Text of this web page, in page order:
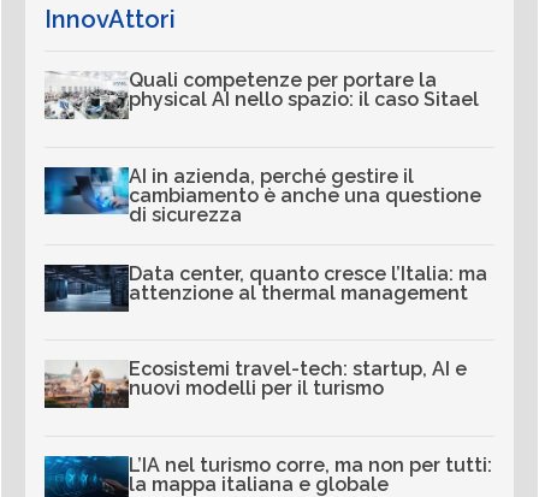
InnovAttori
Quali competenze per portare la
physical AI nello spazio: il caso Sitael
AI in azienda, perché gestire il
cambiamento è anche una questione
di sicurezza
Data center, quanto cresce l’Italia: ma
attenzione al thermal management
Ecosistemi travel-tech: startup, AI e
nuovi modelli per il turismo
L’IA nel turismo corre, ma non per tutti:
la mappa italiana e globale